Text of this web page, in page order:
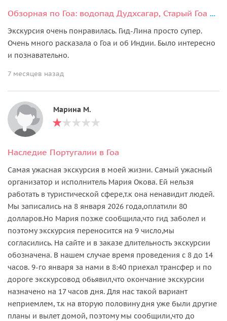
Обзорная по Гоа: водопад Дудхсагар, Старый Гоа и плантация специй
Экскурсия очень понравилась. Гид-Лина просто супер.
Очень много расказала о Гоа и об Индии. Было интересно
и познавательно.
7 месяцев назад
Марина М.
Наследие Португалии в Гоа
Самая ужасная экскурсия в моей жизни. Самый ужасный
организатор и исполнитель Мария Окова. Ей нельзя
работать в туристической сфере,т.к она ненавидит людей.
Мы записались на 8 января 2026 года,оплатили 80
долларов.Но Мария позже сообщила,что гид заболел и
поэтому экскурсия переносится на 9 число,мы
согласились. На сайте и в заказе длительность экскурсии
обозначена. В нашем случае время проведения с 8 до 14
часов. 9-го января за нами в 8:40 приехал трансфер и по
дороге экскурсовод обьявил,что окончание экскурсии
назначено на 17 часов дня. Для нас такой вариант
неприемлем, т.к на вторую половину дня уже были другие
планы и вылет домой, поэтому мы сообщили,что до